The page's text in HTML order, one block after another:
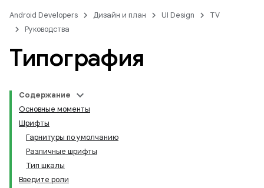
Android Developers Дизайн и план UI Design
TV
Руководства
Типография
Содержание
Основные моменты
Шрифты
Гарнитуры по умолчанию
Различные шрифты
Тип шкалы
Введите роли